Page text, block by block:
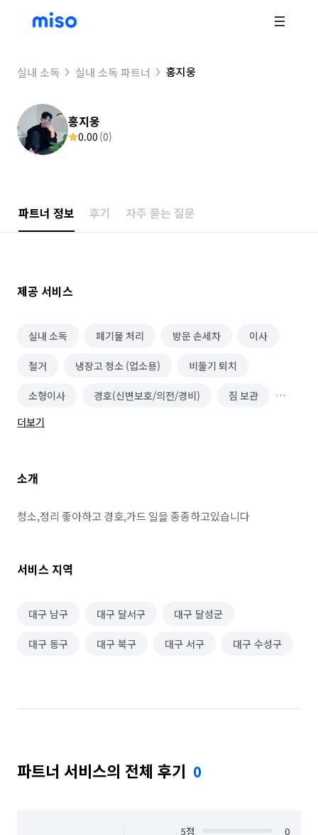
실내 소독 실내 소독 파트너 홍지웅
홍지웅
0.00 (0)
파트너 정보 후기 자주 묻는 질문
제공 서비스
실내 소독 폐기물 처리 방문 손세차 이사
철거 냉장고 청소 (업소용) 비둘기 퇴치
소형이사 경호(신변보호/의전/경비) 짐 보관
단체 세탁
방문 산책/간단 돌봄
실외기 청소 건물 관리(종합/시설/행정/경비)
더보기
소개
청소,정리 좋아하고 경호,가드 일을 종종하고있습니다
서비스 지역
대구 남구 대구 달서구 대구 달성군
대구 동구 대구 북구 대구 서구 대구 수성구
파트너 서비스의 전체 후기 0
5점
0